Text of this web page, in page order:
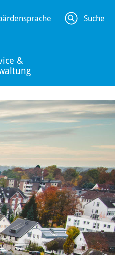
&
Suche